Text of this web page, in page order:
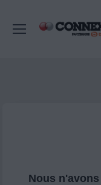
Nous